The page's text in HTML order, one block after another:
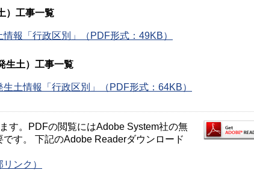
）工事一覧
報「行政区別」（PDF形式：49KB）
生土）工事一覧
土情報「行政区別」（PDF形式：64KB）
す。PDFの閲覧にはAdobe System社の無
す。 下記のAdobe Readerダウンロード
ンク）